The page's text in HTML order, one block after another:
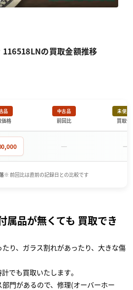
の買取金額推移
品
価格
中古品
前回比
未使用
買取価
－ －
※ 前回比は直前の記録日との比較です
属品が無くても 買取でき
り、ガラス割れがあったり、大きな傷
でも買取いたします｡
門があるので、修理(オーバーホー